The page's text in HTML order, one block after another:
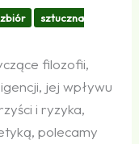
sztuczna
filozofii,
jej wpływu
i ryzyka,
polecamy